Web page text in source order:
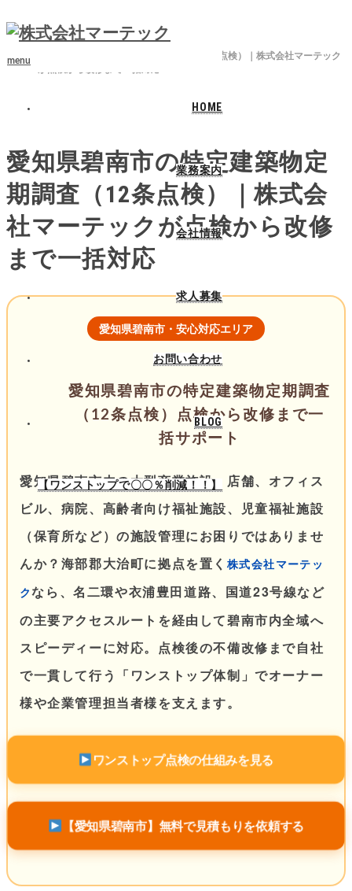
menu
HOME
業務案内
会社情報
求人募集
お問い合わせ
BLOG
【ワンストップで〇〇％削減！！】
ブログ
特定建築物定期調査 / 愛知県碧南市
愛知県碧南市の特定建築物定期調査（12条点検）｜株式会社マーテック
愛知県碧南市の特定建築物定
期調査（12条点検）｜株式会
社マーテックが点検から改修
まで一括対応
愛知県碧南市・安心対応エリア
愛知県碧南市の特定建築物定期調査
（12条点検）点検から改修まで一
括サポート
愛知県碧南市内の大型商業施設・店舗、オフィス
ビル、病院、高齢者向け福祉施設、児童福祉施設
（保育所など）の施設管理にお困りではありませ
んか？海部郡大治町に拠点を置く 株式会社マーテッ
クなら、名二環や衣浦豊田道路、国道23号線など
の主要アクセスルートを経由して碧南市内全域へ
スピーディーに対応。点検後の不備改修まで自社
で一貫して行う「ワンストップ体制」でオーナー
様や企業管理担当者様を支えます。
ワンストップ点検の仕組みを見る
【愛知県碧南市】無料で見積もりを依頼する